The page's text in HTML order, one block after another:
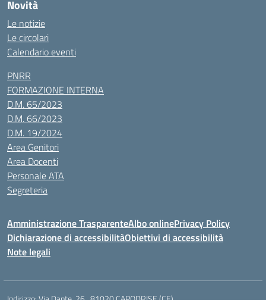
Novità
Le notizie
Le circolari
Calendario eventi
PNRR
FORMAZIONE INTERNA
D.M. 65/2023
D.M. 66/2023
D.M. 19/2024
Area Genitori
Area Docenti
Personale ATA
Segreteria
Amministrazione TrasparenteAlbo onlinePrivacy Policy
Dichiarazione di accessibilitàObiettivi di accessibilità
Note legali